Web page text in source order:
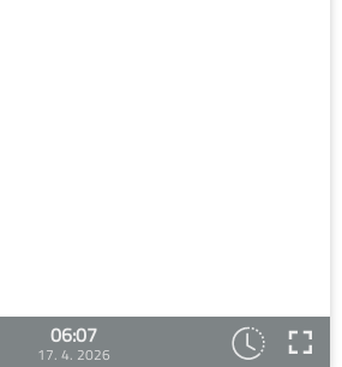
06:07
17. 4. 2026